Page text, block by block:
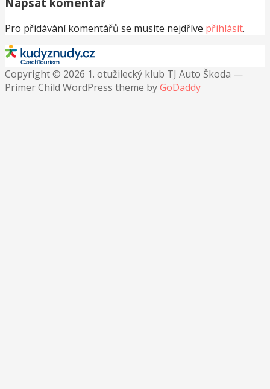
Pro přidávání komentářů se musíte nejdříve přihlásit.
Copyright © 2026 1. otužilecký klub TJ Auto Škoda —
Primer Child WordPress theme byGoDaddy